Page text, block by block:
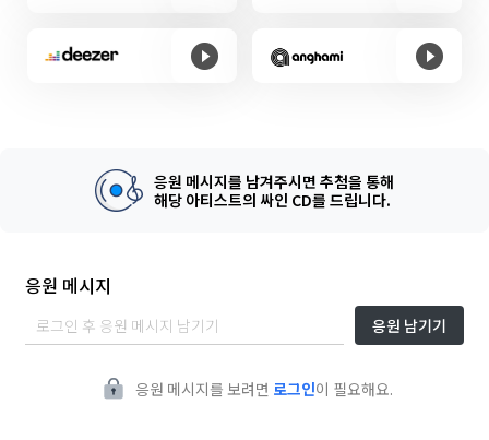
응원 메시지를 남겨주시면 추첨을 통해
해당 아티스트의 싸인 CD를 드립니다.
응원 메시지
응원 남기기
응원 메시지를 보려면 로그인이 필요해요.